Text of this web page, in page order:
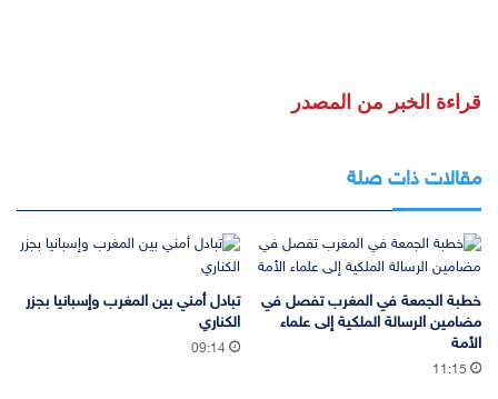
قراءة الخبر من المصدر
مقالات ذات صلة
خطبة الجمعة في المغرب تفصل في
مضامين الرسالة الملكية إلى علماء
الأمة
11:15
تبادل أمني بين المغرب وإسبانيا بجزر
الكناري
09:14